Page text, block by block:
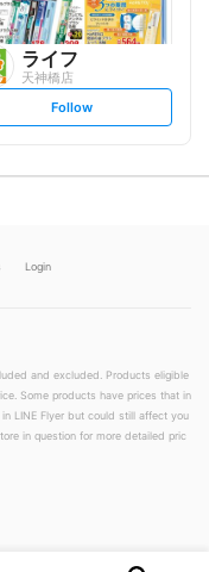
ライフ
天神橋店
s
l
Follow
Login
and excluded. Products eligible
Some products have prices that in
LINE Flyer but could still affect you
in question for more detailed pric